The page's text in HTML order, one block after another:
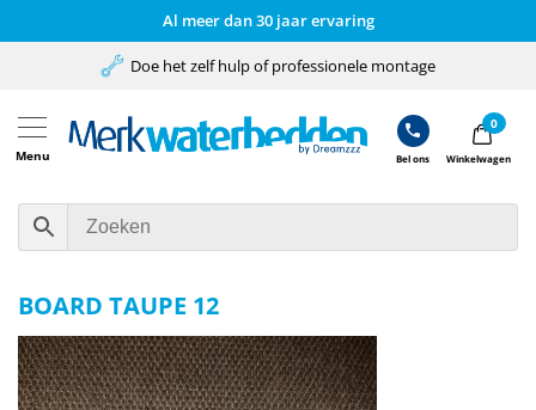
Al meer dan 30 jaar ervaring
Menu Bel ons
0
Winkelwagen
Doe het zelf hulp of professionele montage
BOARD TAUPE 12